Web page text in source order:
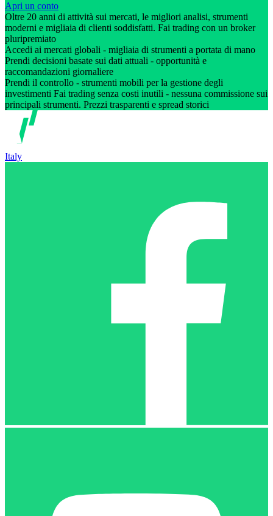
Apri un conto
Oltre 20 anni di attività sui mercati, le migliori analisi, strumenti
moderni e migliaia di clienti soddisfatti. Fai trading con un broker
pluripremiato
Accedi ai mercati globali - migliaia di strumenti a portata di mano
Prendi decisioni basate sui dati attuali - opportunità e
raccomandazioni giornaliere
Prendi il controllo - strumenti mobili per la gestione degli
investimenti Fai trading senza costi inutili - nessuna commissione sui
principali strumenti. Prezzi trasparenti e spread storici
Italy